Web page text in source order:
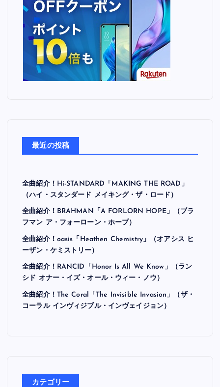
最近の投稿
全曲紹介！Hi-STANDARD「MAKING THE ROAD」
（ハイ・スタンダード メイキング・ザ・ロード）
全曲紹介！BRAHMAN「A FORLORN HOPE」（ブラ
フマン ア・フォーローン・ホープ）
全曲紹介！oasis「Heathen Chemistry」（オアシス ヒ
ーザン・ケミストリー）
全曲紹介！RANCID「Honor Is All We Know」（ラン
シド オナー・イズ・オール・ウィー・ノウ）
全曲紹介！The Coral「The Invisible Invasion」（ザ・
コーラル インヴィジブル・インヴェイジョン）
カテゴリー